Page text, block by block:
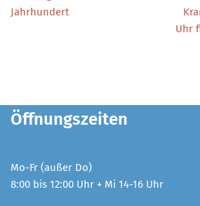
Jahrhundert
Uhr
Öffnungszeiten
Mo-Fr (außer Do)
8:00 bis 12:00 Uhr + Mi 14-16 Uhr